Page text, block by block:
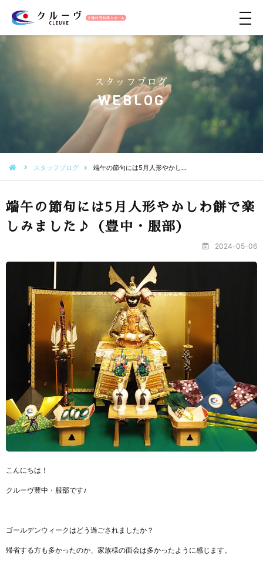
メ
ュ
ー
スタッフブログ
WEBLOG
スタッフブログ 端午の節句には5月人形やかし…
端午の節句には5月人形やかしわ餅で楽
しみました♪（豊中・服部）
2024-05-06
こんにちは！
クルーヴ豊中・服部です♪
ゴールデンウィークはどう過ごされましたか？
帰省する方も多かったのか、家族様の面会は多かったように感じます。